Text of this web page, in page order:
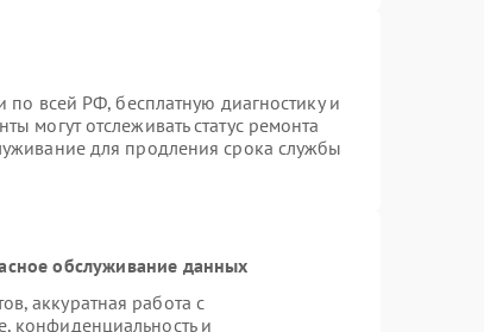
по всей РФ, бесплатную диагностику и
могут отслеживать статус ремонта
для продления срока службы
обслуживание данных
аккуратная работа с
конфиденциальность и